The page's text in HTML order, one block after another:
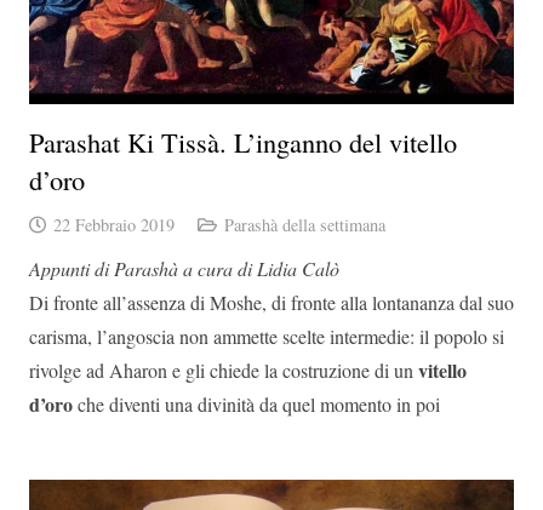
Parashat Ki Tissà. L’inganno del vitello
d’oro
22 Febbraio 2019 Parashà della settimana
Appunti di Parashà a cura di Lidia Calò
Di fronte all’assenza di Moshe, di fronte alla lontananza dal suo
carisma, l’angoscia non ammette scelte intermedie: il popolo si
rivolge ad Aharon e gli chiede la costruzione di unvitello
d’oroche diventi una divinità da quel momento in poi